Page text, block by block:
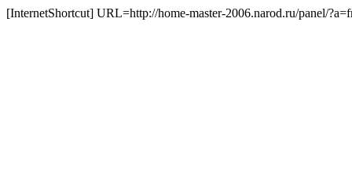
[InternetShortcut] URL=http://home-master-2006.narod.ru/panel/